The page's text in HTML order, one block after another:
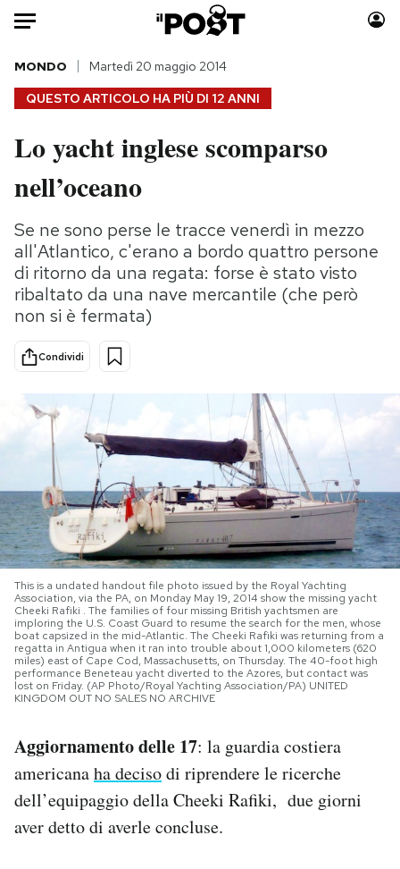
Auto
HOME
Italia
Politica
Tecnologia
Internet
Scienza
Cultura
Sport
Moda
Storie/Idee
Ok Boomer!
Media
Europa
PODCAST
NEWSLETTER
I MIEI PREFERITI
SHOP
CALENDARIO
Area Personale
Newsletter
Notifiche mobile
Regala il Post
QUESTO ARTICOLO HA PIÙ DI 12 ANNI
MONDO Martedì 20 maggio 2014
Lo yacht inglese scomparso
nell’oceano
Se ne sono perse le tracce venerdì in mezzo
all'Atlantico, c'erano a bordo quattro persone
di ritorno da una regata: forse è stato visto
ribaltato da una nave mercantile (che però
non si è fermata)
Condividi
This is a undated handout file photo issued by the Royal Yachting
Association, via the PA, on Monday May 19, 2014 show the missing yacht
Cheeki Rafiki . The families of four missing British yachtsmen are
imploring the U.S. Coast Guard to resume the search for the men, whose
boat capsized in the mid-Atlantic. The Cheeki Rafiki was returning from a
regatta in Antigua when it ran into trouble about 1,000 kilometers (620
miles) east of Cape Cod, Massachusetts, on Thursday. The 40-foot high
performance Beneteau yacht diverted to the Azores, but contact was
lost on Friday. (AP Photo/Royal Yachting Association/PA) UNITED
KINGDOM OUT NO SALES NO ARCHIVE
Aggiornamento delle 17: la guardia costiera
americanaha decisodi riprendere le ricerche
dell’equipaggio della Cheeki Rafiki, due giorni
aver detto di averle concluse.